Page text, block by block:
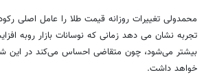
محمدولی تغییرات روزانه قیمت طلا را عامل اصلی
تجربه نشان می دهد زمانی که نوسانات بازار روبه
بیشتر می‌شود، چون متقاضی احساس می‌کند در این
خواهد داشت.